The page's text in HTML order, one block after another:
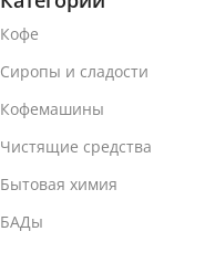
Кофе
Сиропы и сладости
Кофемашины
Чистящие средства
Бытовая химия
БАДы